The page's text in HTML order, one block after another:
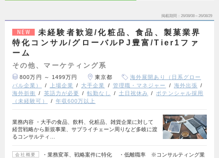
掲載期間 26/08/08～26/08/29
NEW
未経験者歓迎/化粧品、食品、製菓業界
特化コンサル/グローバルPJ豊富/Tier1ファ
ーム
その他、マーケティング系
800万円 ～ 1499万円 東京都
海外展開あり（日系グロー
バル企業）
上場企業 大手企業 管理職・マネジャー
海外出張
海外折衝
英語力が必要 転勤なし 土日祝休み
ポテンシャル採用
（未経験可）
年収600万以上
業務内容 ・大手の食品、飲料、化粧品、雑貨企業に対して
経営戦略から新規事業、サプライチェーン周りなど多岐に渡
るコンサルティ…
会社概要
・業務変革、戦略案件に特化 ・低離職率 ※コンサルティング業